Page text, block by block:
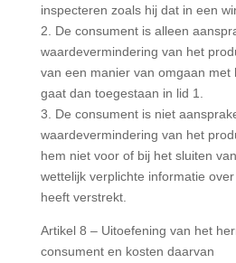
inspecteren zoals hij dat in een
2. De consument is alleen
waardevermindering van het
van een manier van omgaan met
gaat dan toegestaan in lid 1.
3. De consument is niet
waardevermindering van het
hem niet voor of bij het sluiten
wettelijk verplichte informatie
heeft verstrekt.
Artikel 8 – Uitoefening van het
consument en kosten daarvan